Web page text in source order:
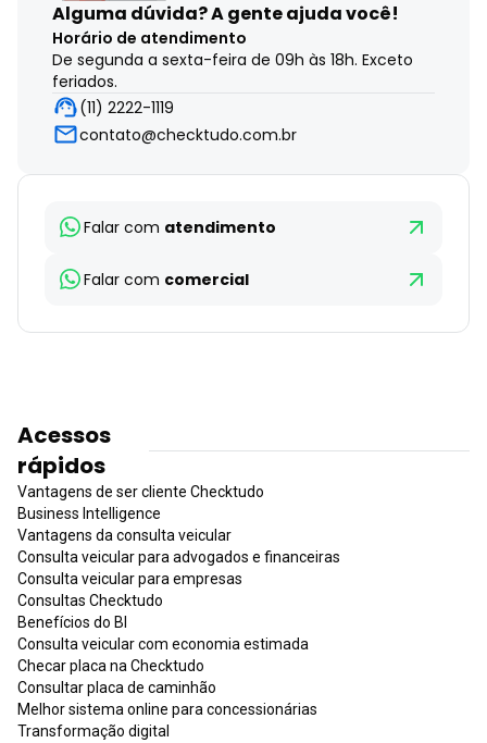
Alguma dúvida?A gente ajuda você!
Horário de atendimento
De segunda a sexta-feira de 09h às 18h. Exceto
feriados.
(11) 2222-1119
contato@checktudo.com.br
Falar com atendimento
Falar com comercial
Acessos
rápidos
Vantagens de ser cliente Checktudo
Business Intelligence
Vantagens da consulta veicular
Consulta veicular para advogados e financeiras
Consulta veicular para empresas
Consultas Checktudo
Benefícios do BI
Consulta veicular com economia estimada
Checar placa na Checktudo
Consultar placa de caminhão
Melhor sistema online para concessionárias
Transformação digital